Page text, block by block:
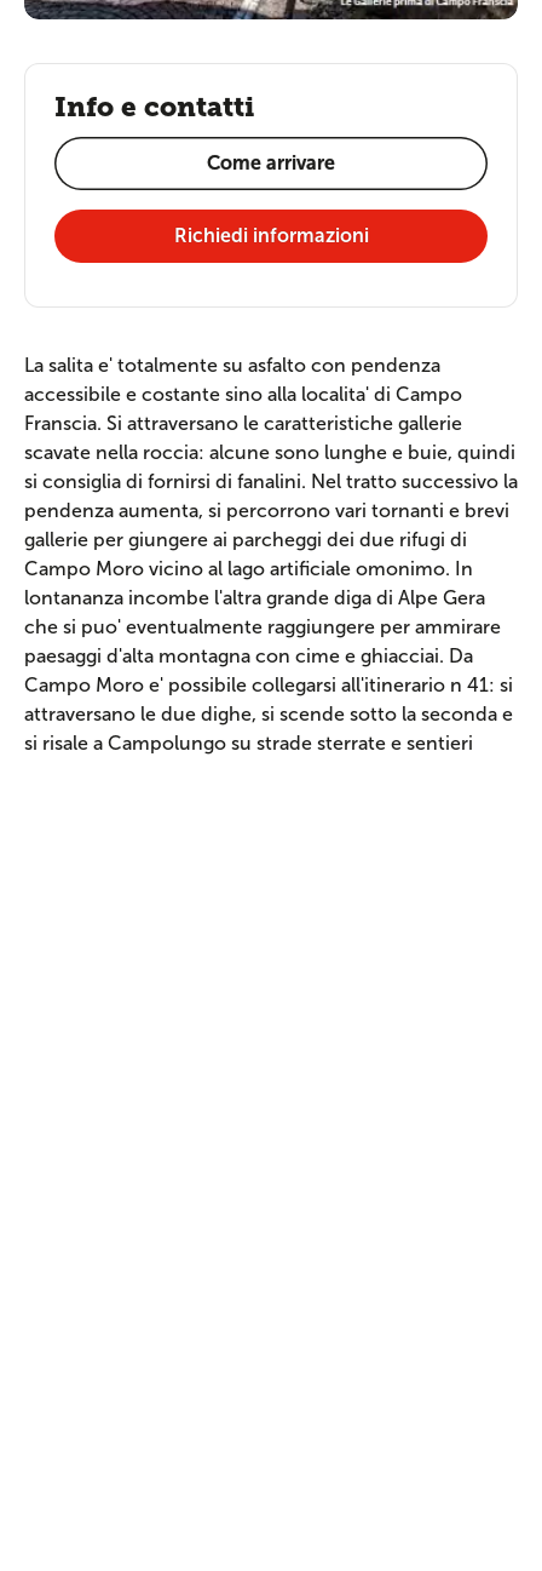
La salita e' totalmente su asfalto con pendenza
accessibile e costante sino alla localita' di Campo
Franscia. Si attraversano le caratteristiche gallerie
scavate nella roccia: alcune sono lunghe e buie, quindi
si consiglia di fornirsi di fanalini. Nel tratto successivo la
pendenza aumenta, si percorrono vari tornanti e brevi
gallerie per giungere ai parcheggi dei due rifugi di
Campo Moro vicino al lago artificiale omonimo. In
lontananza incombe l'altra grande diga di Alpe Gera
che si puo' eventualmente raggiungere per ammirare
paesaggi d'alta montagna con cime e ghiacciai. Da
Campo Moro e' possibile collegarsi all'itinerario n 41: si
attraversano le due dighe, si scende sotto la seconda e
si risale a Campolungo su strade sterrate e sentieri
Info e contatti
Come arrivare
Richiedi informazioni